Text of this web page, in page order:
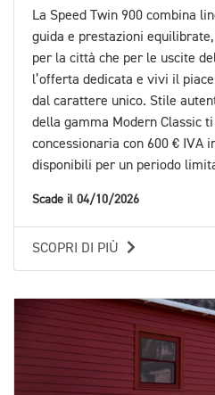
La Speed Twin 900 combina
guida e prestazioni
per la città che per le uscite
l’offerta dedicata e vivi il
dal carattere unico. Stile
della gamma Modern Classic
concessionaria con 600 € IVA
disponibili per un periodo
Scade il 04/10/2026
SCOPRI DI PIÙ